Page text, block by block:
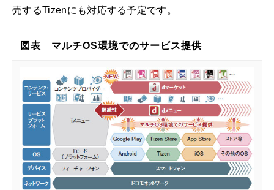
売するTizenにも対応する予定です。
図表 マルチOS環境でのサービス提供